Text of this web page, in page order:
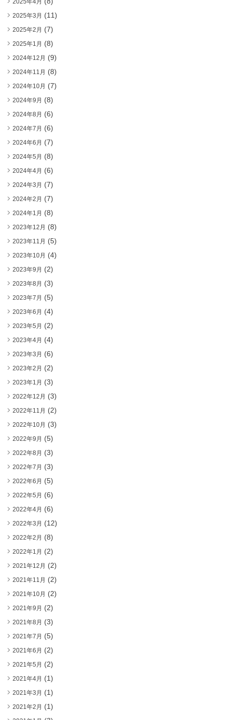
2025年4月
2025年3月 (11)
2025年2月 (7)
2025年1月 (8)
2024年12月 (9)
2024年11月 (8)
2024年10月 (7)
2024年9月 (8)
2024年8月 (6)
2024年7月 (6)
2024年6月 (7)
2024年5月 (8)
2024年4月 (6)
2024年3月 (7)
2024年2月 (7)
2024年1月 (8)
2023年12月 (8)
2023年11月 (5)
2023年10月 (4)
2023年9月 (2)
2023年8月 (3)
2023年7月 (5)
2023年6月 (4)
2023年5月 (2)
2023年4月 (4)
2023年3月 (6)
2023年2月 (2)
2023年1月 (3)
2022年12月 (3)
2022年11月 (2)
2022年10月 (3)
2022年9月 (5)
2022年8月 (3)
2022年7月 (3)
2022年6月 (5)
2022年5月 (6)
2022年4月 (6)
2022年3月 (12)
2022年2月 (8)
2022年1月 (2)
2021年12月 (2)
2021年11月 (2)
2021年10月 (2)
2021年9月 (2)
2021年8月 (3)
2021年7月 (5)
2021年6月 (2)
2021年5月 (2)
2021年4月 (1)
2021年3月 (1)
2021年2月 (1)